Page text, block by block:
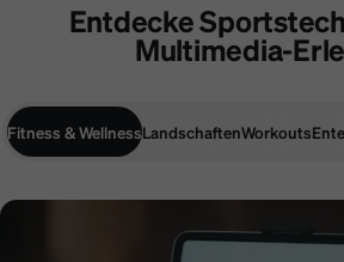
Entdecke
Multimedia-
Fitness & WellnessLandschaftenWorkouts
Fitness & Wellness